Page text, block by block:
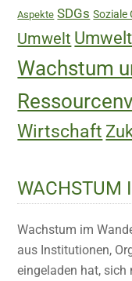
Aspekte SDGs Soziale
Umwelt
Wachstum
Wirtschaft
WACHSTUM
Wachstum im
aus Institutionen,
eingeladen hat, sich